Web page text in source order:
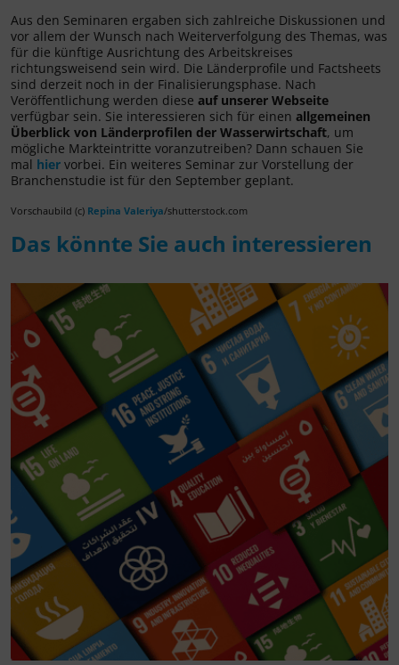
Aus den Seminaren ergaben sich zahlreiche Diskussionen und
vor allem der Wunsch nach Weiterverfolgung des Themas, was
für die künftige Ausrichtung des Arbeitskreises
richtungsweisend sein wird. Die Länderprofile und Factsheets
sind derzeit noch in der Finalisierungsphase. Nach
Veröffentlichung werden diese auf unserer Webseite
verfügbar sein. Sie interessieren sich für einen allgemeinen
Überblick von Länderprofilen der Wasserwirtschaft, um
mögliche Markteintritte voranzutreiben? Dann schauen Sie
mal hier vorbei. Ein weiteres Seminar zur Vorstellung der
Branchenstudie ist für den September geplant.
Vorschaubild (c) Repina Valeriya/shutterstock.com
Das könnte Sie auch interessieren